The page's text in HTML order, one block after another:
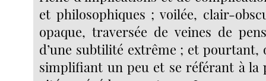
et philosophiques ; voilée, clair-
opaque, traversée de veines de
d’une subtilité extrême ; et
simplifiant un peu et se référant à la